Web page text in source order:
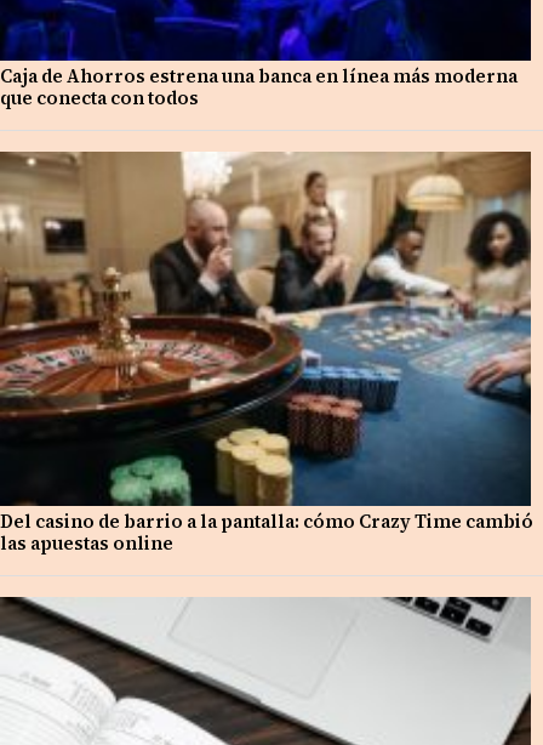
Caja de Ahorros estrena una banca en línea más moderna
que conecta con todos
Del casino de barrio a la pantalla: cómo Crazy Time cambió
las apuestas online